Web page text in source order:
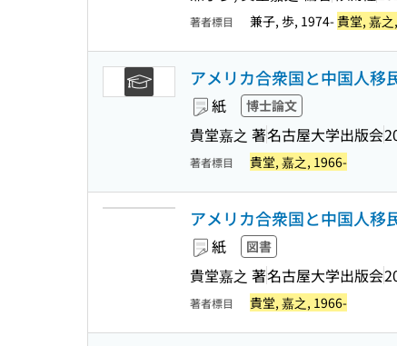
著者標目 兼子, 歩, 1974-貴堂, 嘉
アメリカ合衆国と中国人移
紙 博士論文
貴堂嘉之 著名古屋大学出版会
著者標目 貴堂, 嘉之, 1966-
アメリカ合衆国と中国人移
紙 図書
貴堂嘉之 著名古屋大学出版会
著者標目 貴堂, 嘉之, 1966-